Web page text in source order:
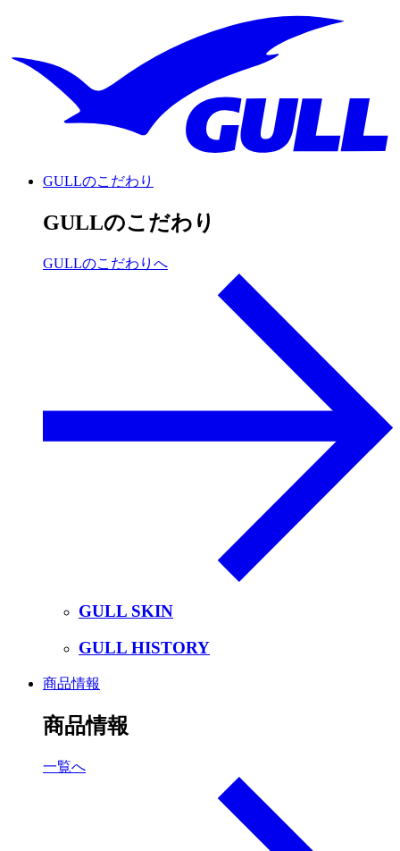
GULLのこだわり
GULLのこだわり
GULLのこだわりへ
GULL SKIN
GULL HISTORY
商品情報
商品情報
一覧へ